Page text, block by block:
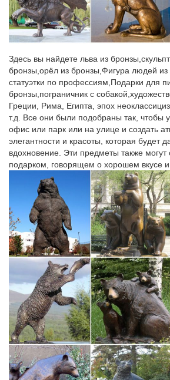
Отправка в любую точку РФ. Символ
статуэтки Собаки, щенки.Добейтесь
символ наступающего года, собаку и да
Статуэтки и фигурки собака Pavone
магазине…
Купить Статуэтки и фигурки собака
следующий день, лучшая цена на
доставка по Москве и всей России.650
года Собака.
Статуэтки Собак. Бронзовая статуэтка
Статуэтки Орел »» Статуэтка Утки
Спортсмены Шахматы и Нарды Бюсты
Год Собаки Новинки Печати Сувениры
Колокольчики СУВЕНИРЫ и ШАРЖИ
Здесь вы найдете льва из
бронзы,орёл из бронзы,Фигура людей
статуэтки по профессиям,Подарки для
бронзы,пограничник с
Греции, Рима, Египта, эпох
т.д. Все они были подобраны так, чтобы
офис или парк или на улице и создать
элегантности и красоты, которая будет
вдохновение. Эти предметы также
подарком, говорящем о хорошем вкусе и